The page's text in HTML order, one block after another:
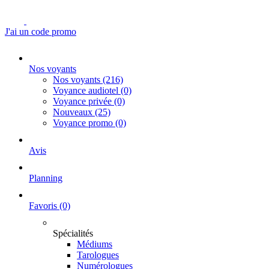
J'ai un code promo
Nos voyants
Nos voyants (216)
Voyance audiotel (0)
Voyance privée (0)
Nouveaux (25)
Voyance promo (0)
Avis
Planning
Favoris (0)
Spécialités
Médiums
Tarologues
Numérologues